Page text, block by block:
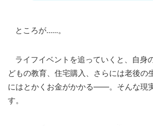
ところが......。
ライフイベントを追っていくと、自身
どもの教育、住宅購入、さらには老後の
にはとかくお金がかかる――。そんな現
す。